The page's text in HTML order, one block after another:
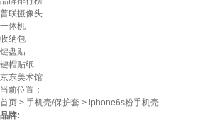
普联摄像头
一体机
收纳包
键盘贴
键帽贴纸
京东美术馆
当前位置：
首页 > 手机壳/保护套 > iphone6s粉手机壳
品牌: